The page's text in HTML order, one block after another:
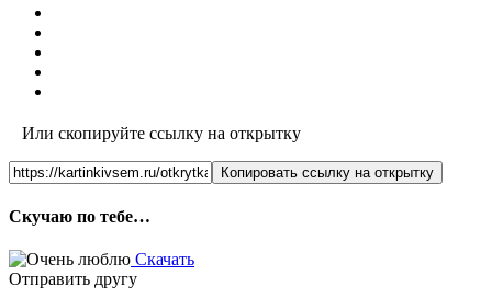
Или скопируйте ссылку на открытку
Копировать ссылку на открытку
Скучаю по тебе…
Скачать
Отправить другу